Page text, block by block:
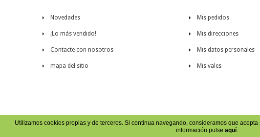
Novedades
¡Lo más vendido!
Contacte con nosotros
mapa del sitio
Mis pedidos
Mis direcciones
Mis datos personales
Mis vales
Utilizamos cookies propias y de terceros. Si continua navegando, consideramos que
información pulse aquí.